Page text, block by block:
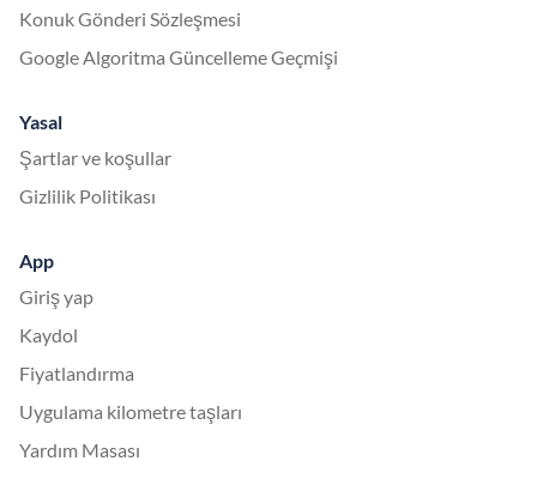
Konuk Gönderi Sözleşmesi
Google Algoritma Güncelleme Geçmişi
Yasal
Şartlar ve koşullar
Gizlilik Politikası
App
Giriş yap
Kaydol
Fiyatlandırma
Uygulama kilometre taşları
Yardım Masası